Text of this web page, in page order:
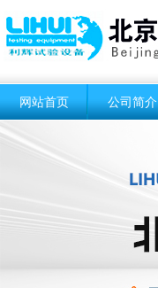
网站首页 公司简介